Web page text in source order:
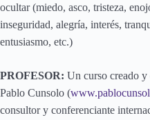
ocultar (miedo, asco, tristeza,
inseguridad, alegría, interés,
entusiasmo, etc.)
PROFESOR: Un curso creado
Pablo Cunsolo (
consultor y conferenciante